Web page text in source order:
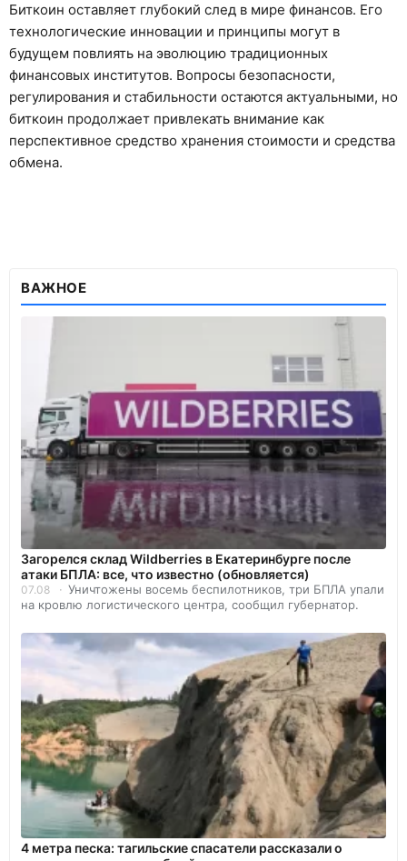
Биткоин оставляет глубокий след в мире финансов. Его
технологические инновации и принципы могут в
будущем повлиять на эволюцию традиционных
финансовых институтов. Вопросы безопасности,
регулирования и стабильности остаются актуальными, но
биткоин продолжает привлекать внимание как
перспективное средство хранения стоимости и средства
обмена.
ВАЖНОЕ
Загорелся склад Wildberries в Екатеринбурге после
атаки БПЛА: все, что известно (обновляется)
07.08
Уничтожены восемь беспилотников, три БПЛА упали
на кровлю логистического центра, сообщил губернатор.
4 метра песка: тагильские спасатели рассказали о